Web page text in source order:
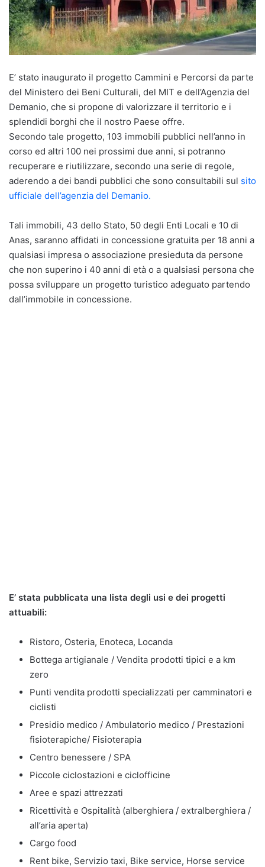
E’ stato inaugurato il progetto Cammini e Percorsi da parte
del Ministero dei Beni Culturali, del MIT e dell’Agenzia del
Demanio, che si propone di valorizzare il territorio e i
splendidi borghi che il nostro Paese offre.
Secondo tale progetto, 103 immobili pubblici nell’anno in
corso ed altri 100 nei prossimi due anni, si potranno
recuperare e riutilizzare, secondo una serie di regole,
aderendo a dei bandi pubblici che sono consultabili sul sito
ufficiale dell’agenzia del Demanio.
Tali immobili, 43 dello Stato, 50 degli Enti Locali e 10 di
Anas, saranno affidati in concessione gratuita per 18 anni a
qualsiasi impresa o associazione presieduta da persone
che non superino i 40 anni di età o a qualsiasi persona che
possa sviluppare un progetto turistico adeguato partendo
dall’immobile in concessione.
E’ stata pubblicata una lista degli usi e dei progetti
attuabili:
Ristoro, Osteria, Enoteca, Locanda
Bottega artigianale / Vendita prodotti tipici e a km
zero
Punti vendita prodotti specializzati per camminatori e
ciclisti
Presidio medico / Ambulatorio medico / Prestazioni
fisioterapiche/ Fisioterapia
Centro benessere / SPA
Piccole ciclostazioni e ciclofficine
Aree e spazi attrezzati
Ricettività e Ospitalità (alberghiera / extralberghiera /
all’aria aperta)
Cargo food
Rent bike, Servizio taxi, Bike service, Horse service